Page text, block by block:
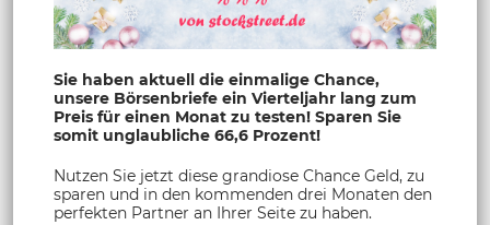
Sie haben aktuell die einmalige Chance,
unsere Börsenbriefe ein Vierteljahr lang zum
Preis für einen Monat zu testen! Sparen Sie
somit unglaubliche 66,6 Prozent!
Nutzen Sie jetzt diese grandiose Chance Geld, zu
sparen und in den kommenden drei Monaten den
perfekten Partner an Ihrer Seite zu haben.